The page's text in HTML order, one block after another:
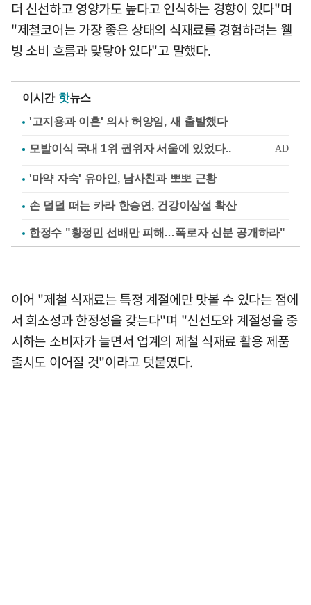
더 신선하고 영양가도 높다고 인식하는 경향이 있다"며
"제철코어는 가장 좋은 상태의 식재료를 경험하려는 웰
빙 소비 흐름과 맞닿아 있다"고 말했다.
이시간 핫뉴스
'고지용과 이혼' 의사 허양임, 새 출발했다
'마약 자숙' 유아인, 남사친과 뽀뽀 근황
손 덜덜 떠는 카라 한승연, 건강이상설 확산
한정수 "황정민 선배만 피해…폭로자 신분 공개하라"
이어 "제철 식재료는 특정 계절에만 맛볼 수 있다는 점에
서 희소성과 한정성을 갖는다"며 "신선도와 계절성을 중
시하는 소비자가 늘면서 업계의 제철 식재료 활용 제품
출시도 이어질 것"이라고 덧붙였다.